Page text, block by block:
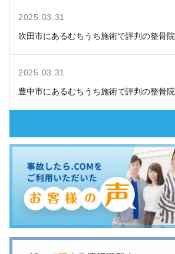
2025.03.31
吹田市にあるむちうち施術で評判の整骨院
2025.03.31
豊中市にあるむちうち施術で評判の整骨院